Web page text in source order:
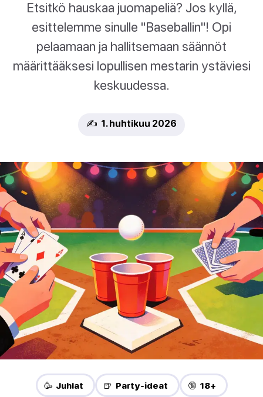
Etsitkö hauskaa juomapeliä? Jos kyllä,
esittelemme sinulle "Baseballin"! Opi
pelaamaan ja hallitsemaan säännöt
määrittääksesi lopullisen mestarin ystäviesi
keskuudessa.
✍️ 1. huhtikuu 2026
🥳 Juhlat 🍺 Party-ideat 🔞 18+